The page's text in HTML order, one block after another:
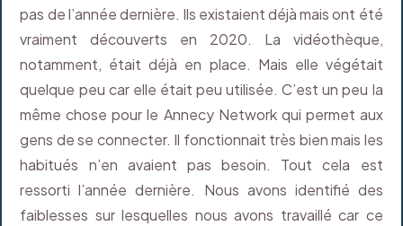
pas de l’année dernière. Ils existaient déjà mais ont été
vraiment découverts en 2020. La vidéothèque,
notamment, était déjà en place. Mais elle végétait
quelque peu car elle était peu utilisée. C’est un peu la
même chose pour le Annecy Network qui permet aux
gens de se connecter. Il fonctionnait très bien mais les
habitués n’en avaient pas besoin. Tout cela est
ressorti l’année dernière. Nous avons identifié des
faiblesses sur lesquelles nous avons travaillé car ce